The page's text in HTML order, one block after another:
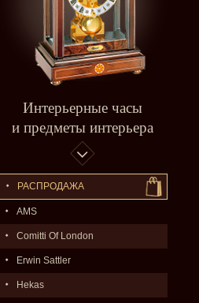
Интерьерные часы
и предметы интерьера
РАСПPОДАЖA
AMS
Comitti Of London
Erwin Sattler
Hekas